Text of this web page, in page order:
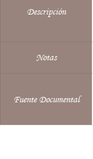
Descripción
Notas
Fuente Documental